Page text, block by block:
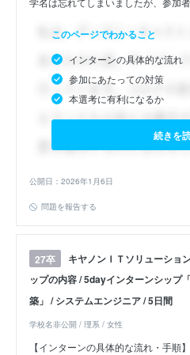
このページでわかること
インターンの具体的な流れ
参加にあたっての対策
本選考に有利になるか
続きを
公開日：2026年1月6日
問題を報告する
27卒
キヤノンＩＴソリューショ
ップの内容 / 5dayインターンシップ
築」 / システムエンジニア / 5日間
学校名非公開 / 理系 / 女性
【インターンの具体的な流れ・手順